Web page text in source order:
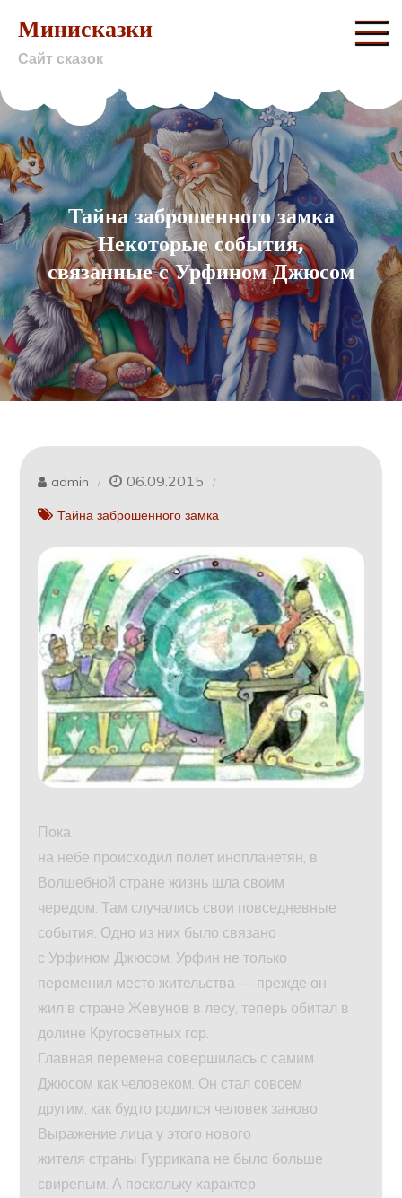
content
Минисказки
Сайт сказок
Тайна заброшенного замка
Некоторые события,
связанные с Урфином Джюсом
admin 06.09.2015
Тайна заброшенного замка
Пока
на небе происходил полет инопланетян, в
Волшебной стране жизнь шла своим
чередом. Там случались свои повседневные
события. Одно из них было связано
с Урфином Джюсом. Урфин не только
переменил место жительства — прежде он
жил в стране Жевунов в лесу, теперь обитал в
долине Кругосветных гор.
Главная перемена совершилась с самим
Джюсом как человеком. Он стал совсем
другим, как будто родился человек заново.
Выражение лица у этого нового
жителя страны Гуррикапа не было больше
свирепым. А поскольку характер